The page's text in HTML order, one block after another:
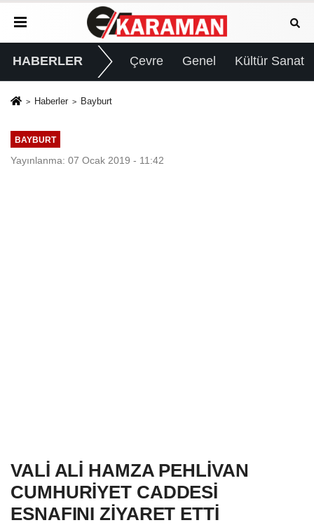
HABERLER Çevre Genel Kültür Sanat
Haberler Bayburt
BAYBURT
Yayınlanma: 07 Ocak 2019 - 11:42
VALİ ALİ HAMZA PEHLİVAN
CUMHURİYET CADDESİ
ESNAFINI ZİYARET ETTİ